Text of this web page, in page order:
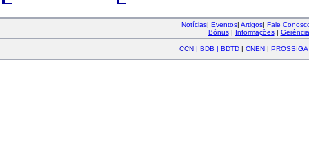
Notícias| Eventos| Artigos| Fale
Bônus| Informações| Gerência
CCN | BDB | BDTD | CNEN | PROSSIGA